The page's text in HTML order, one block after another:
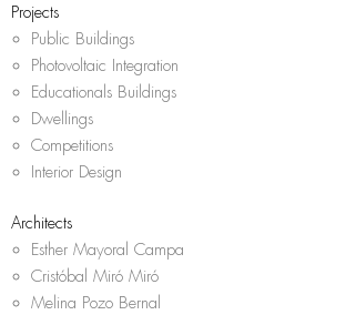
Projects
Public Buildings
Photovoltaic Integration
Educationals Buildings
Dwellings
Competitions
Interior Design
Architects
Esther Mayoral Campa
Cristóbal Miró Miró
Melina Pozo Bernal